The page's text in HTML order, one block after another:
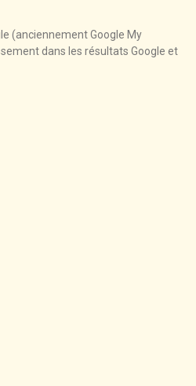
(anciennement Google My
dans les résultats Google et